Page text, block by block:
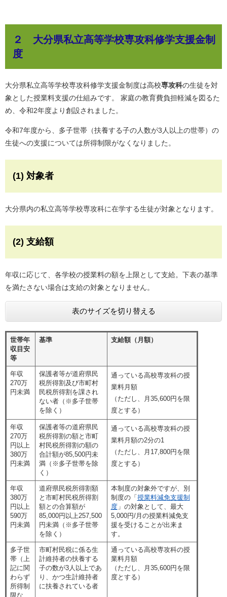
２ 大分県私立高等学校専攻科修学支援金制
度
大分県私立高等学校専攻科修学支援金制度は高校専攻科の生徒を対
象とした授業料支援の仕組みです。 家庭の教育費負担軽減を図るた
め、令和2年度より創設されました。
令和7年度から、多子世帯（扶養する子の人数が3人以上の世帯）の
生徒への支援については所得制限がなくなりました。
(1) 対象者
大分県内の私立高等学校専攻科に在学する生徒が対象となります。
(2) 支給額
年収に応じて、各学校の授業料の額を上限として支給。下表の基準
を満たさない場合は支給の対象となりません。
表のサイズを切り替える
世帯年
収目安
等
基準 支給額（月額）
年収
270万
円未満
保護者等が道府県民
税所得割及び市町村
民税所得割を課され
ない者（※多子世帯
を除く）
通っている高校専攻科の授
業料月額
（ただし、月35,600円を限
度とする）
年収
270万
円以上
380万
円未満
保護者等の道府県民
税所得割の額と市町
村民税所得割の額の
合計額が85,500円未
満（※多子世帯を除
く）
通っている高校専攻科の授
業料月額の2分の1
（ただし、月17,800円を限
度とする）
年収
380万
円以上
590万
円未満
道府県民税所得割額
と市町村民税所得割
額との合算額が
85,000円以上257,500
円未満（※多子世帯
を除く）
本制度の対象外ですが、別
制度の「 授業料減免支援制
度」の対象として、最大
5,000円/月の授業料減免支
援を受けることが出来ま
す。
多子世
帯（上
記に関
わらず
所得制
限な
市町村民税に係る生
計維持者の扶養する
子の数が3人以上であ
り、かつ生計維持者
に扶養されている者
通っている高校専攻科の授
業料月額
（ただし、月35,600円を限
度とする）